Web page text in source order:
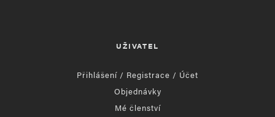
UŽIVATEL
Přihlášení / Registrace / Účet
Objednávky
Mé členství